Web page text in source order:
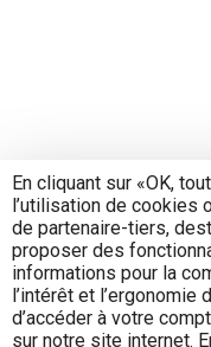
En cliquant sur «OK,
l’utilisation de cookies
de partenaire-tiers,
proposer des
informations pour la
l’intérêt et
d’accéder à votre
sur notre site internet.